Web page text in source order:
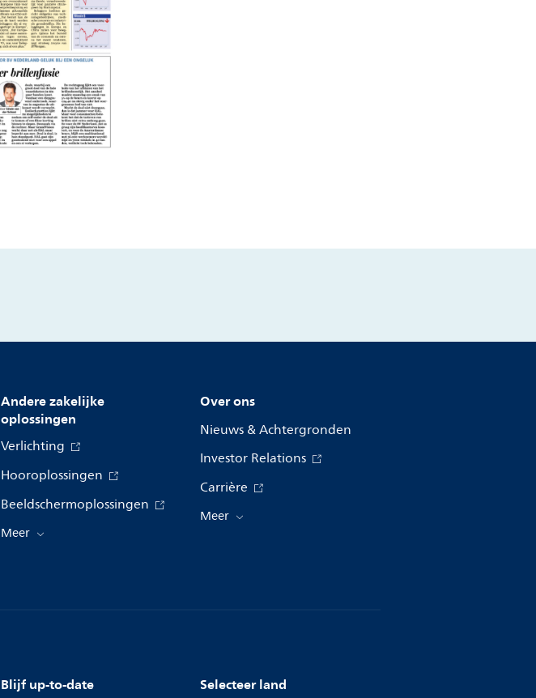
Andere zakelijke
oplossingen
Verlichting
Hooroplossingen
Beeldschermoplossingen
Meer
Over ons
Nieuws & Achtergronden
Investor Relations
Carrière
Meer
Blijf up-to-date Selecteer land